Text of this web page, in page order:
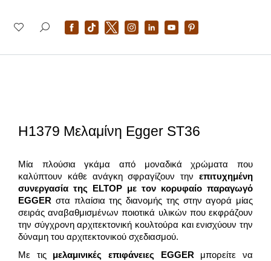
H1379 Μελαμίνη Egger ST36
Μία πλούσια γκάμα από μοναδικά χρώματα που
καλύπτουν κάθε ανάγκη σφραγίζουν την επιτυχημένη
συνεργασία της ELTOP με τον κορυφαίο παραγωγό
EGGER στα πλαίσια της διανομής της στην αγορά μίας
σειράς αναβαθμισμένων ποιοτικά υλικών που εκφράζουν
την σύγχρονη αρχιτεκτονική κουλτούρα και ενισχύουν την
δύναμη του αρχιτεκτονικού σχεδιασμού.
Με τις μελαμινικές επιφάνειες EGGER μπορείτε να